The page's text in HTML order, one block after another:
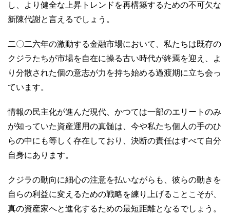
し、より健全な上昇トレンドを再構築するための不可欠な
新陳代謝と言えるでしょう。
二〇二六年の激動する金融市場において、私たちは既存の
クジラたちが市場を自在に操る古い時代が終焉を迎え、よ
り分散された個の意志が力を持ち始める過渡期に立ち会っ
ています。
情報の民主化が進んだ現代、かつては一部のエリートのみ
が知っていた資産運用の真髄は、今や私たち個人の手のひ
らの中にも等しく存在しており、決断の責任はすべて自分
自身にあります。
クジラの動向に細心の注意を払いながらも、彼らの動きを
自らの利益に変えるための戦略を練り上げることこそが、
真の資産家へと進化するための最短距離となるでしょう。